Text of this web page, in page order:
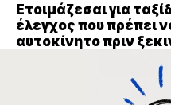
Ετοιμάζεσαι για
έλεγχος που πρέπει
αυτοκίνητο πριν